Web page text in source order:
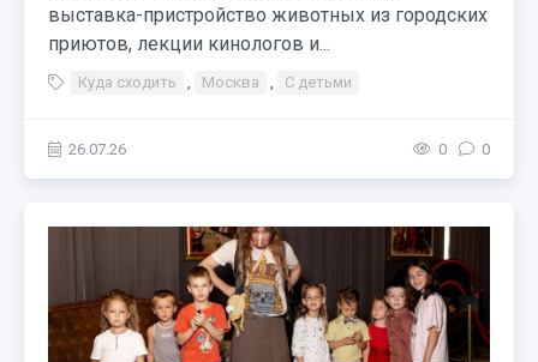
выставка-пристройство животных из городских
приютов, лекции кинологов и...
Куда сходить , Москва , С детьми
26.07.26 0 0